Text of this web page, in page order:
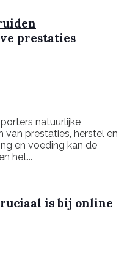
prestaties
natuurlijke
van prestaties, herstel en
en voeding kan de
het...
is bij online